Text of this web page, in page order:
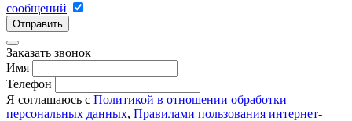
сообщений
Отправить
Заказать звонок
Имя
Телефон
Я соглашаюсь с Политикой в отношении обработки
персональных данных, Правилами пользования интернет-